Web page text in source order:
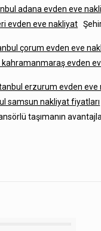
adana evden eve
evden eve nakliyat
çorum evden eve
evden
erzurum evden eve
samsun nakliyat fiyatları
taşımanın